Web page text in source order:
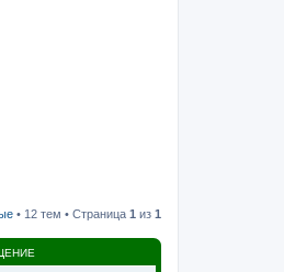
• 12 тем • Страница 1 из 1